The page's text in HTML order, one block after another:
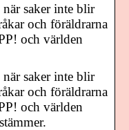
saker inte blir
och föräldrarna
och världen
saker inte blir
och föräldrarna
och världen